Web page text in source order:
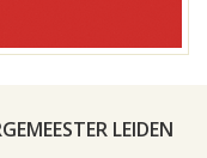
LEIDEN